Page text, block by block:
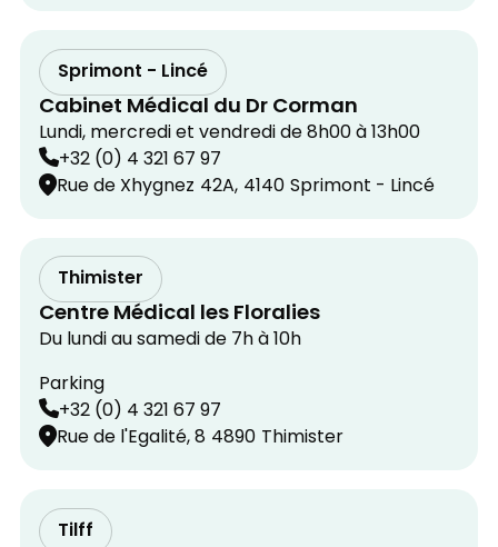
Sprimont - Lincé
Cabinet Médical du Dr Corman
Lundi, mercredi et vendredi de 8h00 à 13h00
+32 (0) 4 321 67 97
Rue de Xhygnez 42A, 4140 Sprimont - Lincé
Thimister
Centre Médical les Floralies
Du lundi au samedi de 7h à 10h
Parking
+32 (0) 4 321 67 97
Rue de l'Egalité, 8 4890 Thimister
Tilff